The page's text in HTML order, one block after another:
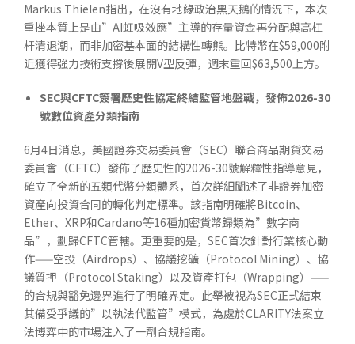
Markus Thielen指出，在沒有地緣政治黑天鵝的情況下，本次
重挫本質上是由”AI虹吸效應”主導的存量資金再分配與高杠
杆清退潮，而非加密基本面的結構性轉熊。比特幣在$59,000附
近獲得強力技術支撐後展開V型反彈，週末重回$63,500上方。
SEC與CFTC簽署歷史性協定終結監管地盤戰，發佈2026-30
號數位資產分類指南
6月4日消息，美國證券交易委員會（SEC）聯合商品期貨交易
委員會（CFTC）發佈了歷史性的2026-30號解釋性指導意見，
確立了全新的五類代幣分類體系，首次詳細闡述了非證券加密
資產向投資合同的轉化判定標準。該指南明確將Bitcoin、
Ether、XRP和Cardano等16種加密貨幣歸類為”數字商
品”，劃歸CFTC管轄。更重要的是，SEC首次針對行業核心動
作——空投（Airdrops）、協議挖礦（Protocol Mining）、協
議質押（Protocol Staking）以及資產打包（Wrapping）——
的合規與豁免邊界進行了明確界定。此舉被視為SEC正式結束
其備受爭議的”以執法代監管”模式，為處於CLARITY法案立
法博弈中的市場注入了一劑合規指南。